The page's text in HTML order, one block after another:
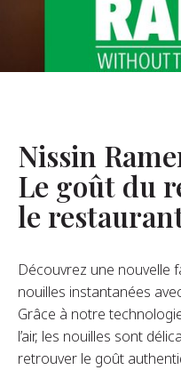
De Nous
FAQ
Nissin
Le goût du
le
Découvrez une nouvelle
nouilles instantanées
Grâce à notre
l’air, les nouilles sont
retrouver le goût